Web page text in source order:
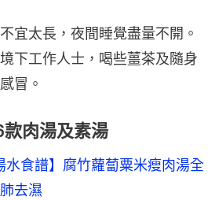
宜太長，夜間睡覺盡量不開。
下工作人士，喝些薑茶及隨身
冒。
肉湯及素湯
水食譜】腐竹蘿蔔粟米瘦肉湯全
去濕